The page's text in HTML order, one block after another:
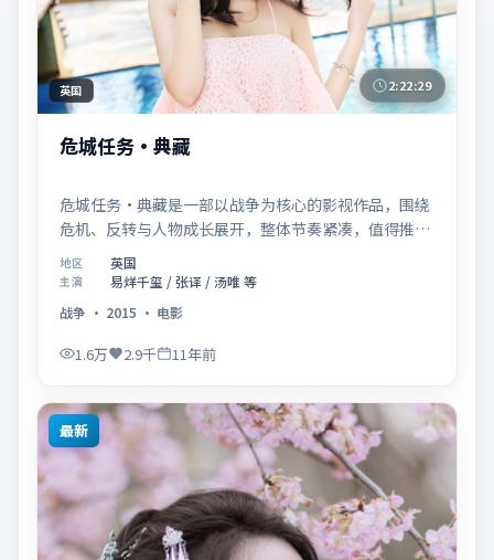
英国 2:22:29
危城任务·典藏
危城任务·典藏是一部以战争为核心的影视作品，围绕
危机、反转与人物成长展开，整体节奏紧凑，值得推荐
观看。
地区 英国
主演
易烊千玺 / 张译 / 汤唯 等
战争 · 2015 · 电影
1.6万 2.9千 11年前
最新